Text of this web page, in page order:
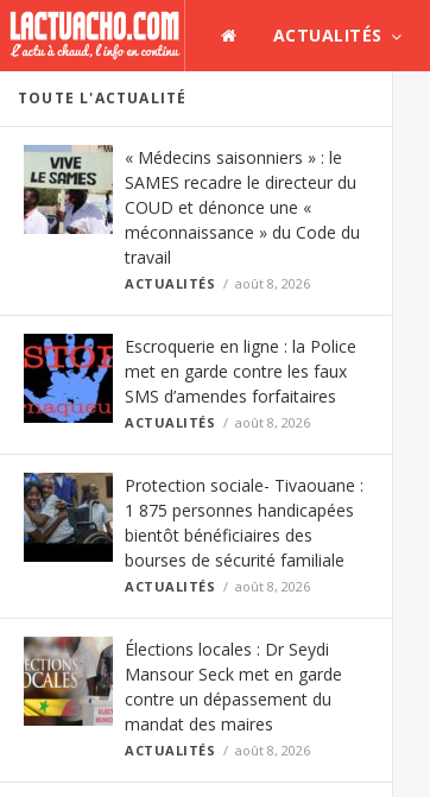
ACTUALITÉS
TOUTE L'ACTUALITÉ
« Médecins saisonniers » : le
SAMES recadre le directeur du
COUD et dénonce une «
méconnaissance » du Code du
travail
ACTUALITÉS août 8, 2026
Escroquerie en ligne : la Police
met en garde contre les faux
SMS d’amendes forfaitaires
ACTUALITÉS août 8, 2026
Protection sociale- Tivaouane :
1 875 personnes handicapées
bientôt bénéficiaires des
bourses de sécurité familiale
ACTUALITÉS août 8, 2026
Élections locales : Dr Seydi
Mansour Seck met en garde
contre un dépassement du
mandat des maires
ACTUALITÉS août 8, 2026